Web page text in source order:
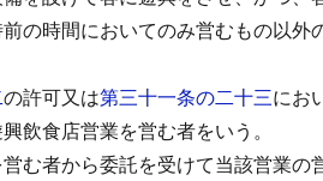
の時間においてのみ営むもの以外
の許可又は第三十一条の二十三にお
飲食店営業を営む者をいう。
む者から委託を受けて当該営業の